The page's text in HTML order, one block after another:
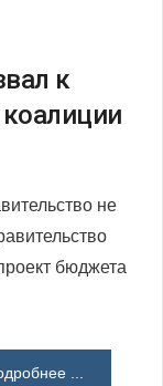
к
не
бюджета
...